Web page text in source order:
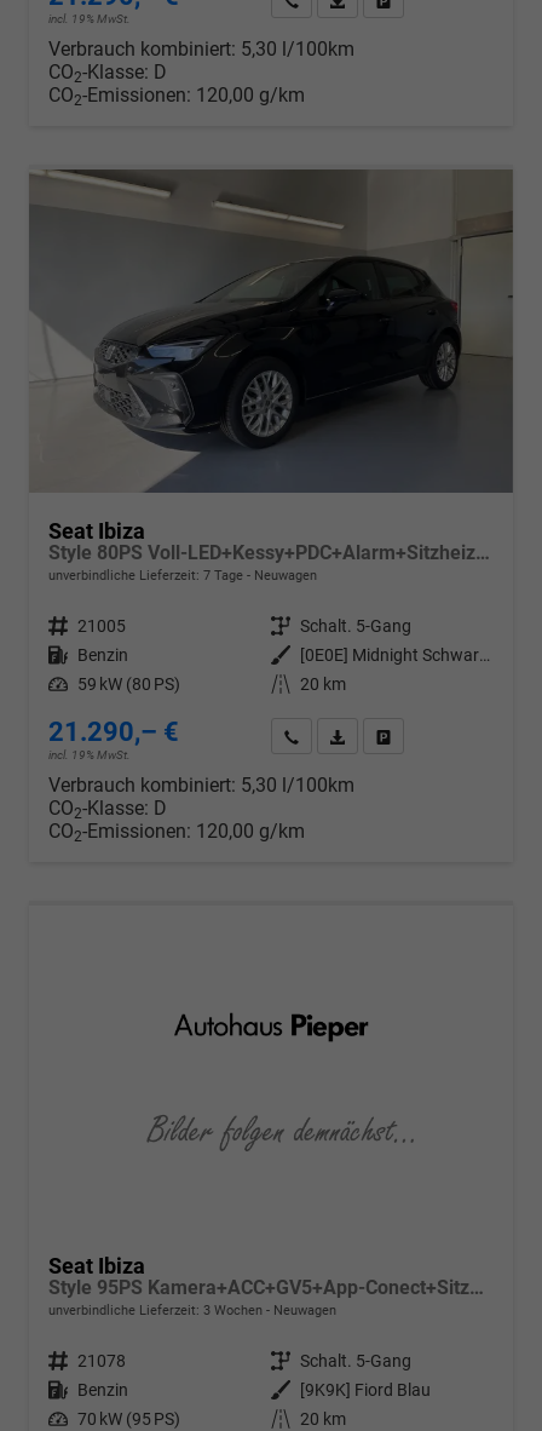
incl. 19% MwSt.
Verbrauch kombiniert: 5,30 l/100km
CO2-Klasse: D
CO2-Emissionen: 120,00 g/km
Seat Ibiza
Style 80PS Voll-LED+Kessy+PDC+Alarm+Sitzheizung+Kamera+App-Connect
unverbindliche Lieferzeit: 7 Tage Neuwagen
Fahrzeugnr. 21005 Getriebe Schalt. 5-Gang
Kraftstoff Benzin Außenfarbe
[0E0E] Midnight Schwarz Metallic
Leistung 59 kW (80 PS) Kilometerstand 20 km
21.290,– €
incl. 19% MwSt.
Wir rufen Sie anPDF-Datei, Fahrzeugexposé
Verbrauch kombiniert: 5,30 l/100km
CO2-Klasse: D
CO2-Emissionen: 120,00 g/km
Seat Ibiza
Style 95PS Kamera+ACC+GV5+App-Conect+Sitzheizung+ParkPilot hinten
unverbindliche Lieferzeit: 3 Wochen Neuwagen
Fahrzeugnr. 21078 Getriebe Schalt. 5-Gang
Kraftstoff Benzin Außenfarbe
[9K9K] Fiord Blau
Leistung 70 kW (95 PS) Kilometerstand 20 km